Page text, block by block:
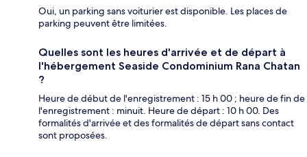
Oui, un parking sans voiturier est disponible. Les places de
parking peuvent être limitées.
Quelles sont les heures d'arrivée et de départ à
l'hébergement Seaside Condominium Rana Chatan
?
Heure de début de l'enregistrement : 15 h 00 ; heure de fin de
l'enregistrement : minuit. Heure de départ : 10 h 00. Des
formalités d'arrivée et des formalités de départ sans contact
sont proposées.